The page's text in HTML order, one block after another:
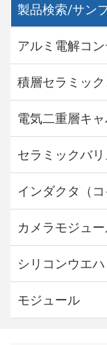
製品検索/サン
アルミ電解コ
積層セラミッ
電気二重層キャ
セラミックバリ
インダクタ（コ
カメラモジュ
シリコンウエハ
モジュール